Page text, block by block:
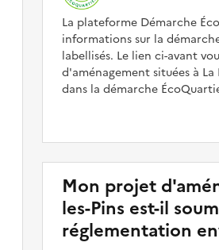
La plateforme Démarche
informations sur la
labellisés. Le lien ci-avant
d'aménagement situées à La
dans la démarche
Mon projet
les-Pins est-il
réglementation